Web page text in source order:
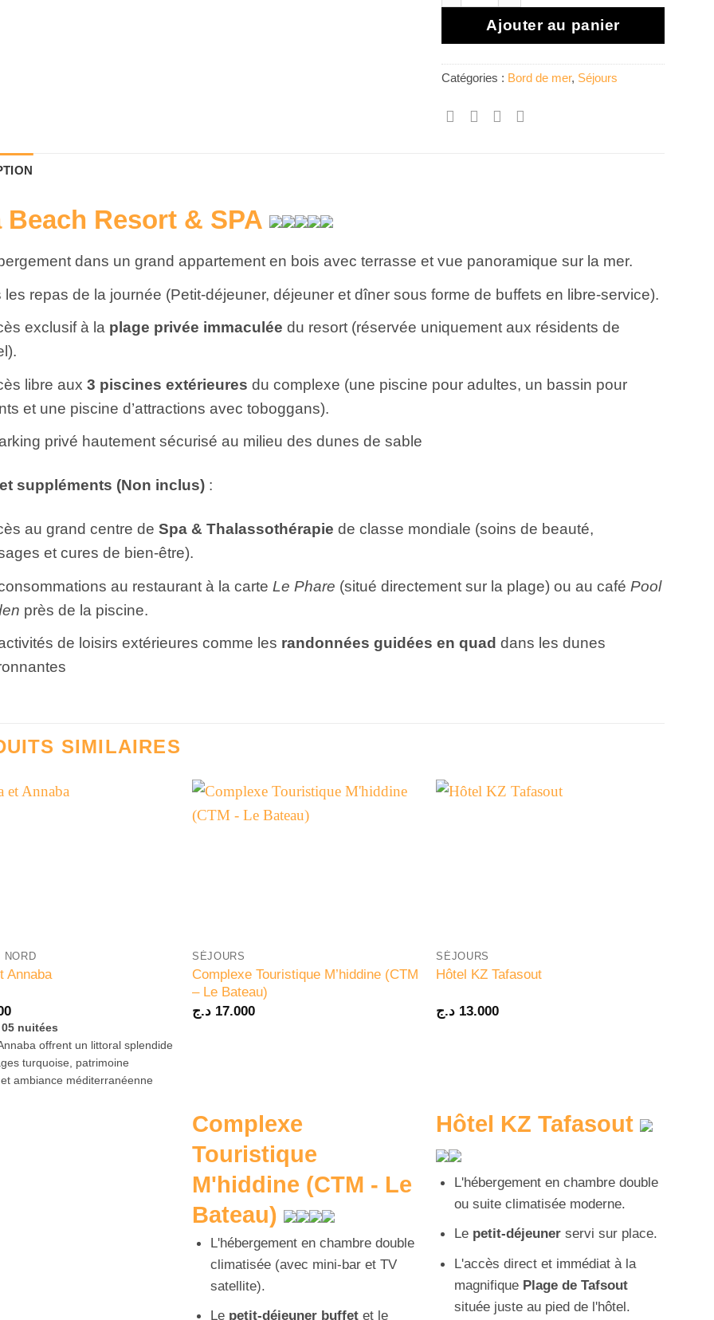
Ajouter au panier
Catégories : Bord de mer, Séjours
Beach Resort & SPA
dans un grand appartement en bois avec terrasse et vue panoramique sur la mer.
les repas de la journée (Petit-déjeuner, déjeuner et dîner sous forme de buffets en libre-service).
exclusif à la plage privée immaculée du resort (réservée uniquement aux résidents de
libre aux 3 piscines extérieures du complexe (une piscine pour adultes, un bassin pour
et une piscine d’attractions avec toboggans).
privé hautement sécurisé au milieu des dunes de sable
suppléments (Non inclus) :
au grand centre de Spa & Thalassothérapie de classe mondiale (soins de beauté,
et cures de bien-être).
au restaurant à la carte Le Phare (situé directement sur la plage) ou au café Pool
près de la piscine.
de loisirs extérieures comme les randonnées guidées en quad dans les dunes
SIMILAIRES
NORD
Annaba
nuitées
offrent un littoral splendide
turquoise, patrimoine
ambiance méditerranéenne
SÉJOURS
Complexe Touristique M’hiddine (CTM
– Le Bateau)
17.000 د.ج
Complexe
Touristique
M'hiddine (CTM - Le
Bateau)
L'hébergement en chambre double
climatisée (avec mini-bar et TV
satellite).
Le petit-déjeuner buffetet le
SÉJOURS
Hôtel KZ Tafasout
13.000 د.ج
Hôtel KZ Tafasout
L'hébergement en chambre double
ou suite climatisée moderne.
Le petit-déjeunerservi sur place.
L'accès direct et immédiat à la
magnifique Plage de Tafsout
située juste au pied de l'hôtel.